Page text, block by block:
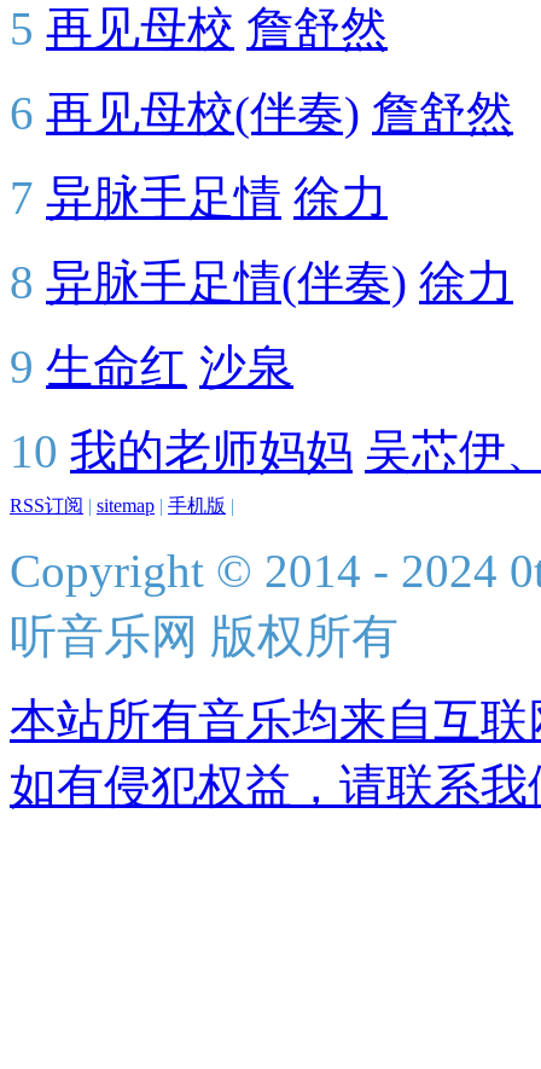
5 再见母校 詹舒然
6 再见母校(伴奏) 詹舒然
7 异脉手足情 徐力
8 异脉手足情(伴奏) 徐力
9 生命红 沙泉
10 我的老师妈妈 吴芯伊
RSS订阅 | sitemap | 手机版 |
Copyright © 2014 - 2024
听音乐网 版权所有
本站所有音乐均来自互
如有侵犯权益，请联系